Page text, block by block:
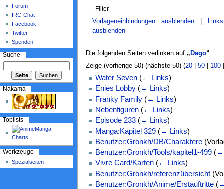
Filter
Vorlageneinbindungen ausblenden
ausblenden
Die folgenden Seiten verlinken auf „ Dago“:
Zeige (vorherige 50) (nächste 50) (20| 50| 100
Water Seven (← Links)
Enies Lobby (← Links)
Franky Family (← Links)
Nebenfiguren (← Links)
Episode 233 (← Links)
Manga:Kapitel 329 (← Links)
Benutzer:Gronkh/DB/Charaktere
Benutzer:Gronkh/Tools/kapitel1-499 (←
Vivre Card/Karten (← Links)
Benutzer:Gronkh/referenzübersicht
Benutzer:Gronkh/Anime/Erstauftritte (
Forum
IRC-Chat
Facebook
Twitter
Spenden
Suche
Nakama
Toplists
Werkzeuge
Spezialseiten